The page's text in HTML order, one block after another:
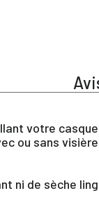
votre
ou sans
ni de sèche